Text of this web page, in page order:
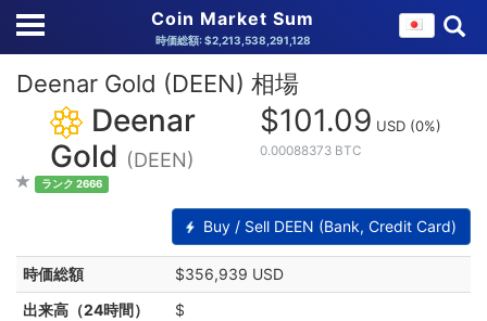
Coin Market Sum
時価総額: $2,213,538,291,128
Deenar Gold (DEEN) 相場
Deenar
Gold (DEEN)
ランク 2666
$101.09 USD (0%)
0.00088373 BTC
Buy / Sell DEEN (Bank, Credit Card)
時価総額
$356,939 USD
出来高（24時間）
$